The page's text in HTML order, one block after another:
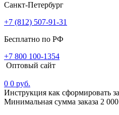
Санкт-Петербург
+7 (812) 507-91-31
Бесплатно по РФ
+7 800 100-1354
Оптовый сайт
0 0 руб.
Инструкция как сформировать
Минимальная сумма заказа 2